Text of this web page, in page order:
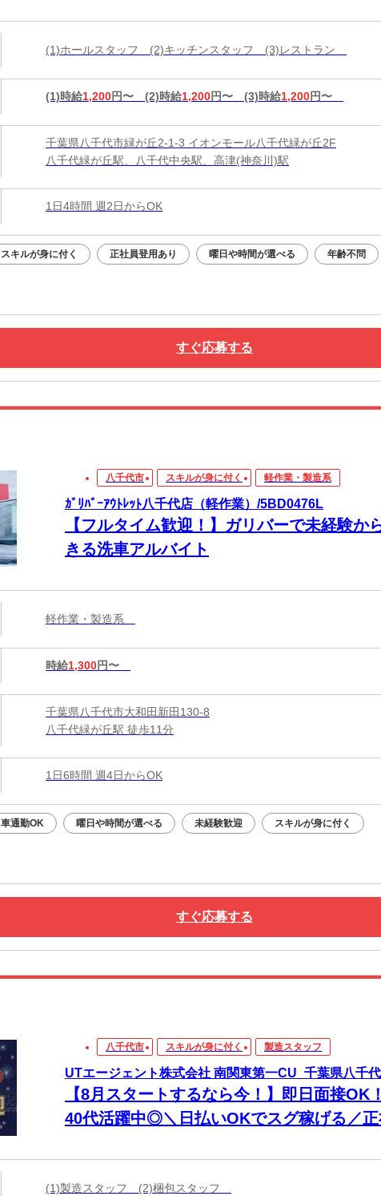
(1)ホールスタッフ (2)キッチンスタッフ (3)レストラン
(1)時給1,200円〜 (2)時給1,200円〜 (3)時給1,200円〜
千葉県八千代市緑が丘2-1-3 イオンモール八千代緑が丘2F
八千代緑が丘駅、八千代中央駅、高津(神奈川)駅
1日4時間 週2日からOK
スキルが身に付く 正社員登用あり 曜日や時間が選べる 年齢不問
すぐ応募する
八千代市 スキルが身に付く 軽作業・製造系
ｶﾞﾘﾊﾞｰｱｳﾄﾚｯﾄ八千代店（軽作業）/5BD0476L
【フルタイム歓迎！】ガリバーで未経験か
きる洗車アルバイト
軽作業・製造系
時給1,300円〜
千葉県八千代市大和田新田130-8
八千代緑が丘駅 徒歩11分
1日6時間 週4日からOK
車通勤OK 曜日や時間が選べる 未経験歓迎 スキルが身に付く
すぐ応募する
八千代市 スキルが身に付く 製造スタッフ
UTエージェント株式会社 南関東第一CU_千葉県八千
【8月スタートするなら今！】即日面接OK
40代活躍中◎＼日払いOKでスグ稼げる／正
(1)製造スタッフ (2)梱包スタッフ